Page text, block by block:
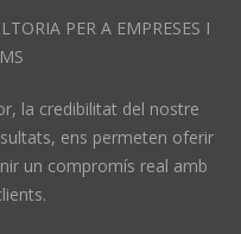
PER A EMPRESES I
la credibilitat del nostre
ens permeten oferir
un compromís real amb